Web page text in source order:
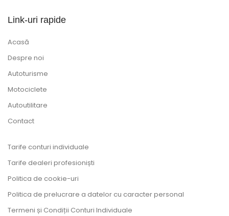
Link-uri rapide
Acasă
Despre noi
Autoturisme
Motociclete
Autoutilitare
Contact
Tarife conturi individuale
Tarife dealeri profesioniști
Politica de cookie-uri
Politica de prelucrare a datelor cu caracter personal
Termeni și Condiții Conturi Individuale